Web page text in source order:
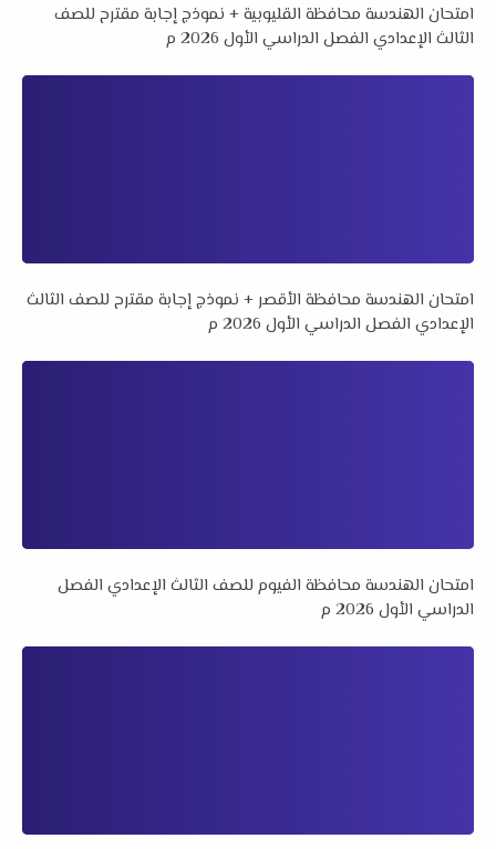
امتحان الهندسة محافظة القليوبية + نموذج إجابة مقترح للصف
الثالث الإعدادي الفصل الدراسي الأول 2026 م
امتحان الهندسة محافظة الأقصر + نموذج إجابة مقترح للصف الثالث
الإعدادي الفصل الدراسي الأول 2026 م
امتحان الهندسة محافظة الفيوم للصف الثالث الإعدادي الفصل
الدراسي الأول 2026 م